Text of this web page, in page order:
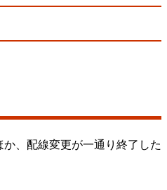
、配線変更が一通り終了した